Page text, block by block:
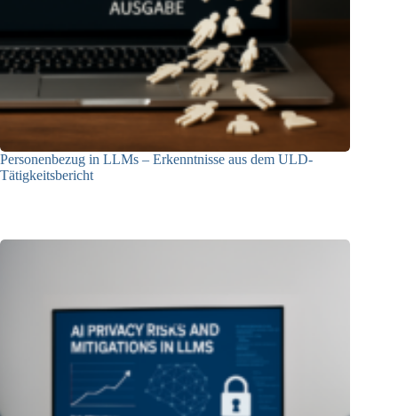
Personenbezug in LLMs – Erkenntnisse aus dem ULD-
Tätigkeitsbericht